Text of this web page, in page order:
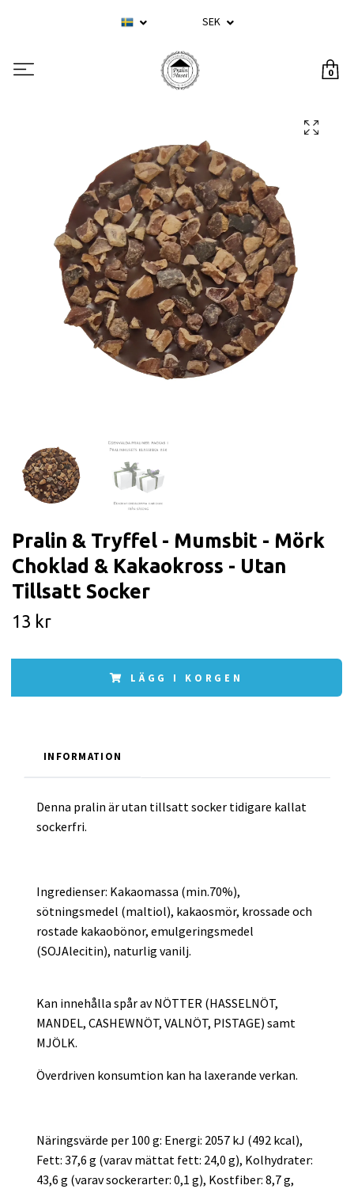
SEK
0
Pralin & Tryffel - Mumsbit - Mörk
Choklad & Kakaokross - Utan
Tillsatt Socker
13 kr
LÄGG I KORGEN
INFORMATION
Denna pralin är utan tillsatt socker tidigare kallat
sockerfri.
Ingredienser: Kakaomassa (min.70%),
sötningsmedel (maltiol), kakaosmör, krossade och
rostade kakaobönor, emulgeringsmedel
(SOJAlecitin), naturlig vanilj.
Kan innehålla spår av NÖTTER (HASSELNÖT,
MANDEL, CASHEWNÖT, VALNÖT, PISTAGE) samt
MJÖLK.
Överdriven konsumtion kan ha laxerande verkan.
Näringsvärde per 100 g: Energi: 2057 kJ (492 kcal),
Fett: 37,6 g (varav mättat fett: 24,0 g), Kolhydrater:
43,6 g (varav sockerarter: 0,1 g), Kostfiber: 8,7 g,